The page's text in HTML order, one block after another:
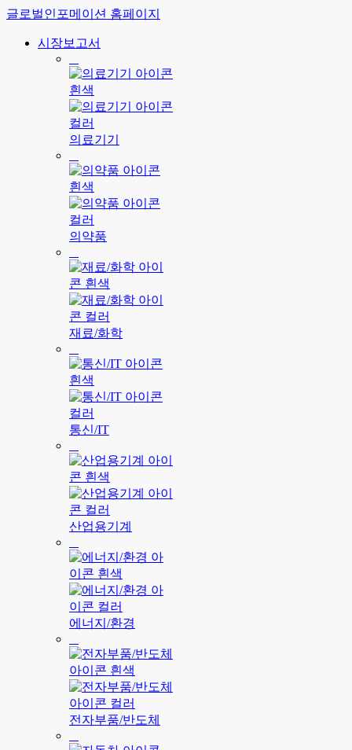
글로벌인포메이션 홈페이지
시장보고서
의료기기
의약품
재료/화학
통신/IT
산업용기계
에너지/환경
전자부품/반도체